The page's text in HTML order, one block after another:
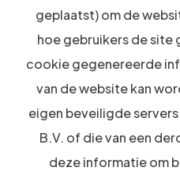
geplaatst) om de
hoe gebruikers de site
cookie gegenereerde
van de website kan
eigen beveiligde
B.V. of die van een
deze informatie om